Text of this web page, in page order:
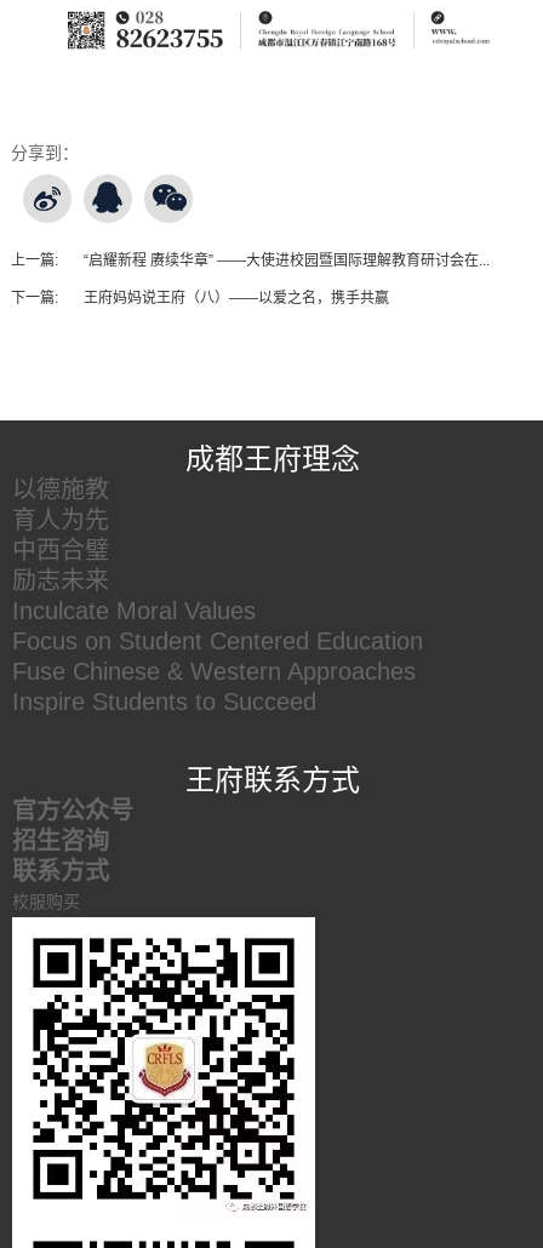
分享到：
上一篇: “启耀新程 赓续华章” ——大使进校园暨国际理解教育研讨会在...
下一篇: 王府妈妈说王府（八）——以爱之名，携手共赢
成都王府理念
以德施教
育人为先
中西合璧
励志未来
Inculcate Moral Values
Focus on Student Centered Education
Fuse Chinese & Western Approaches
Inspire Students to Succeed
王府联系方式
官方公众号
招生咨询
联系方式
校服购买